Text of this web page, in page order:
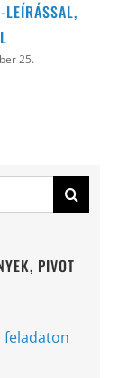
LEÍRÁSSAL,
25.
PIVOT
feladaton